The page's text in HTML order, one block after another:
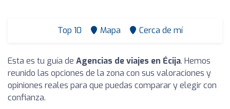
Top 10 Mapa Cerca de mí
Esta es tu guía de Agencias de viajes en Écija. Hemos
reunido las opciones de la zona con sus valoraciones y
opiniones reales para que puedas comparar y elegir con
confianza.